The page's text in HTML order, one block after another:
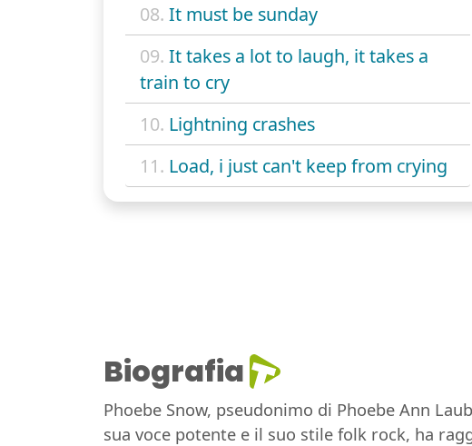
08. It must be sunday
09. It takes a lot to laugh, it takes a
train to cry
10. Lightning crashes
11. Load, i just can't keep from crying
Biografia
Phoebe Snow, pseudonimo di Phoebe Ann
sua voce potente e il suo stile folk rock, ha